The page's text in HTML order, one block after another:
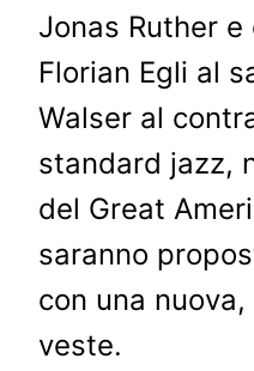
Jonas Ruther
Florian Egli al
Walser al
standard jazz,
del Great
saranno
con una
veste.